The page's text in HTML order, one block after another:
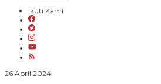
Ikuti Kami
26 April 2024oleh